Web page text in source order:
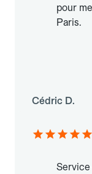
pour
Paris.
Cédric D.